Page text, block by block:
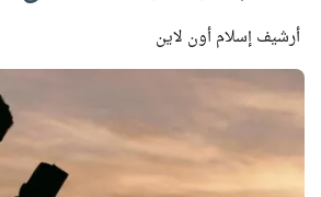
أرشيف إسلام أون لاين